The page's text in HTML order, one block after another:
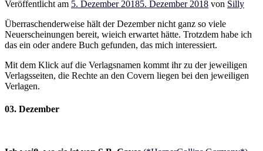
Veröffentlicht am 5. Dezember 20185. Dezember 2018 von Silly
Überraschenderweise hält der Dezember nicht ganz so viele
Neuerscheinungen bereit, wieich erwartet hätte. Trotzdem habe ich
das ein oder andere Buch gefunden, das mich interessiert.
Mit dem Klick auf die Verlagsnamen kommt ihr zu der jeweiligen
Verlagsseiten, die Rechte an den Covern liegen bei den jeweiligen
Verlagen.
03. Dezember